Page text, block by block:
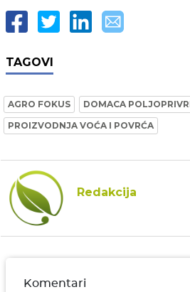
TAGOVI
AGRO FOKUS DOMACA
PROIZVODNJA VOĆA I POVRĆA
Redakcija
Komentari